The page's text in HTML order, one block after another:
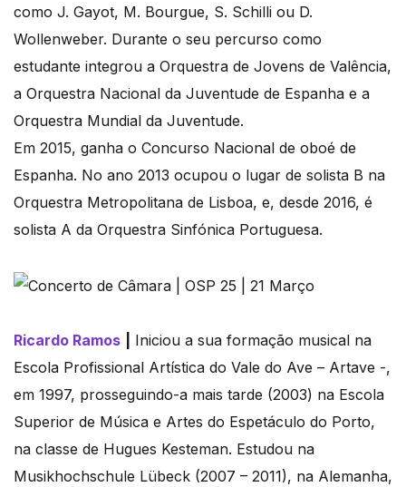
como J. Gayot, M. Bourgue, S. Schilli ou D.
Wollenweber. Durante o seu percurso como
estudante integrou a Orquestra de Jovens de Valência,
a Orquestra Nacional da Juventude de Espanha e a
Orquestra Mundial da Juventude.
Em 2015, ganha o Concurso Nacional de oboé de
Espanha. No ano 2013 ocupou o lugar de solista B na
Orquestra Metropolitana de Lisboa, e, desde 2016, é
solista A da Orquestra Sinfónica Portuguesa.
Ricardo Ramos
Iniciou a sua formação musical na
Escola Profissional Artística do Vale do Ave – Artave -,
em 1997, prosseguindo-a mais tarde (2003) na Escola
Superior de Música e Artes do Espetáculo do Porto,
na classe de Hugues Kesteman. Estudou na
Musikhochschule Lübeck (2007 – 2011), na Alemanha,